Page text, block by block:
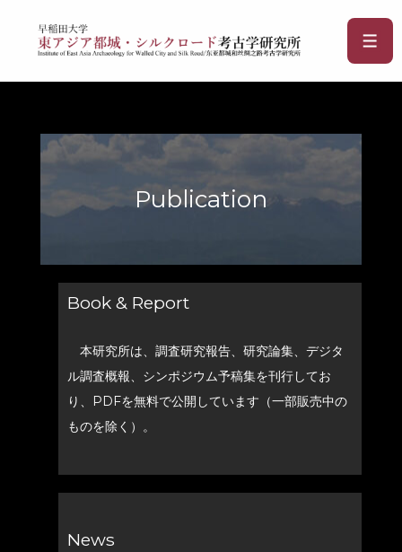
Publication
Book & Report
本研究所は、調査研究報告、研究論集、デジタ
ル調査概報、シンポジウム予稿集を刊行してお
り、PDFを無料で公開しています（一部販売中の
ものを除く）。
News